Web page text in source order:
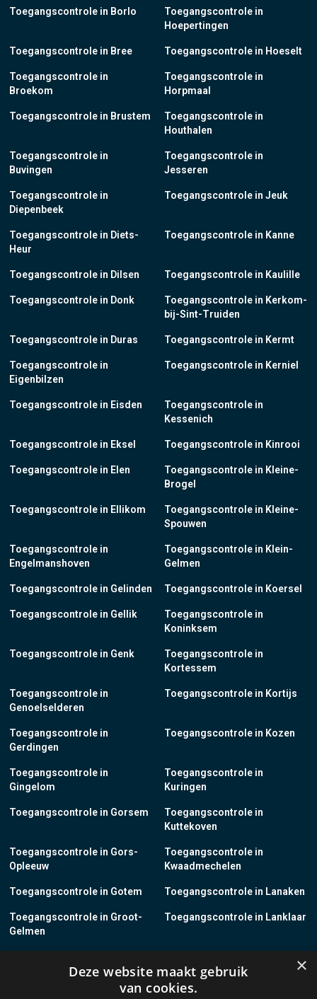
Toegangscontrole in Borlo
Toegangscontrole in Bree
Toegangscontrole in
Broekom
Toegangscontrole in Brustem
Toegangscontrole in
Buvingen
Toegangscontrole in
Diepenbeek
Toegangscontrole in Diets-
Heur
Toegangscontrole in Dilsen
Toegangscontrole in Donk
Toegangscontrole in Duras
Toegangscontrole in
Eigenbilzen
Toegangscontrole in Eisden
Toegangscontrole in Eksel
Toegangscontrole in Elen
Toegangscontrole in Ellikom
Toegangscontrole in
Engelmanshoven
Toegangscontrole in Gelinden
Toegangscontrole in Gellik
Toegangscontrole in Genk
Toegangscontrole in
Genoelselderen
Toegangscontrole in
Gerdingen
Toegangscontrole in
Gingelom
Toegangscontrole in Gorsem
Toegangscontrole in Gors-
Opleeuw
Toegangscontrole in Gotem
Toegangscontrole in Groot-
Gelmen
Toegangscontrole in Grote-
Toegangscontrole in
Hoepertingen
Toegangscontrole in Hoeselt
Toegangscontrole in
Horpmaal
Toegangscontrole in
Houthalen
Toegangscontrole in
Jesseren
Toegangscontrole in Jeuk
Toegangscontrole in Kanne
Toegangscontrole in Kaulille
Toegangscontrole in Kerkom-
bij-Sint-Truiden
Toegangscontrole in Kermt
Toegangscontrole in Kerniel
Toegangscontrole in
Kessenich
Toegangscontrole in Kinrooi
Toegangscontrole in Kleine-
Brogel
Toegangscontrole in Kleine-
Spouwen
Toegangscontrole in Klein-
Gelmen
Toegangscontrole in Koersel
Toegangscontrole in
Koninksem
Toegangscontrole in
Kortessem
Toegangscontrole in Kortijs
Toegangscontrole in Kozen
Toegangscontrole in
Kuringen
Toegangscontrole in
Kuttekoven
Toegangscontrole in
Kwaadmechelen
Toegangscontrole in Lanaken
Toegangscontrole in Lanklaar
Toegangscontrole in
×
Deze website maakt gebruik
van cookies.